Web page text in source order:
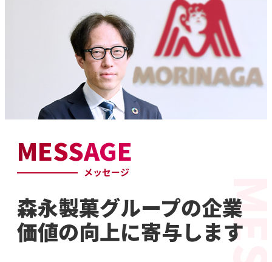
MESSAGE
メッセージ
森永製菓グループの企業
価値の向上に寄与します